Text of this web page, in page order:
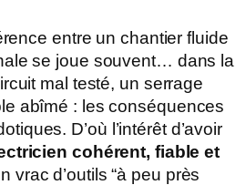
entre un chantier fluide
se joue souvent… dans la
mal testé, un serrage
abîmé : les conséquences
D’où l’intérêt d’avoir
cohérent, fiable et
vrac d’outils “à peu près